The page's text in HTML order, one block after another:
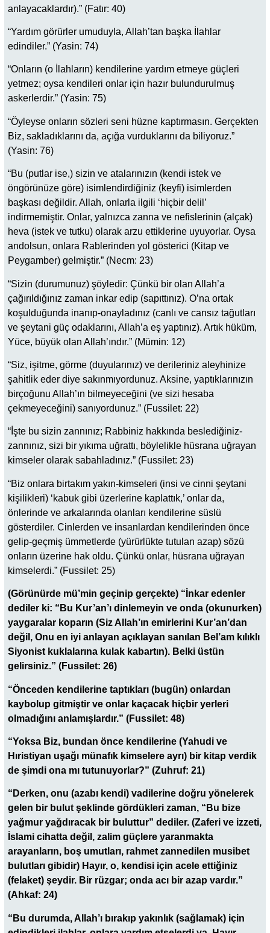
anlayacaklardır).” (Fatır: 40)
“Yardım görürler umuduyla, Allah’tan başka İlahlar
edindiler.” (Yasin: 74)
“Onların (o İlahların) kendilerine yardım etmeye güçleri
yetmez; oysa kendileri onlar için hazır bulundurulmuş
askerlerdir.” (Yasin: 75)
“Öyleyse onların sözleri seni hüzne kaptırmasın. Gerçekten
Biz, sakladıklarını da, açığa vurduklarını da biliyoruz.”
(Yasin: 76)
“Bu (putlar ise,) sizin ve atalarınızın (kendi istek ve
öngörünüze göre) isimlendirdiğiniz (keyfi) isimlerden
başkası değildir. Allah, onlarla ilgili ‘hiçbir delil’
indirmemiştir. Onlar, yalnızca zanna ve nefislerinin (alçak)
heva (istek ve tutku) olarak arzu ettiklerine uyuyorlar. Oysa
andolsun, onlara Rablerinden yol gösterici (Kitap ve
Peygamber) gelmiştir.” (Necm: 23)
“Sizin (durumunuz) şöyledir: Çünkü bir olan Allah’a
çağırıldığınız zaman inkar edip (sapıttınız). O’na ortak
koşulduğunda inanıp-onayladınız (canlı ve cansız tağutları
ve şeytani güç odaklarını, Allah’a eş yaptınız). Artık hüküm,
Yüce, büyük olan Allah’ındır.” (Mümin: 12)
“Siz, işitme, görme (duyularınız) ve derileriniz aleyhinize
şahitlik eder diye sakınmıyordunuz. Aksine, yaptıklarınızın
birçoğunu Allah’ın bilmeyeceğini (ve sizi hesaba
çekmeyeceğini) sanıyordunuz.” (Fussilet: 22)
“İşte bu sizin zannınız; Rabbiniz hakkında beslediğiniz-
zannınız, sizi bir yıkıma uğrattı, böylelikle hüsrana uğrayan
kimseler olarak sabahladınız.” (Fussilet: 23)
“Biz onlara birtakım yakın-kimseleri (insi ve cinni şeytani
kişilikleri) ‘kabuk gibi üzerlerine kaplattık,’ onlar da,
önlerinde ve arkalarında olanları kendilerine süslü
gösterdiler. Cinlerden ve insanlardan kendilerinden önce
gelip-geçmiş ümmetlerde (yürürlükte tutulan azap) sözü
onların üzerine hak oldu. Çünkü onlar, hüsrana uğrayan
kimselerdi.” (Fussilet: 25)
(Görünürde mü’min geçinip gerçekte) “İnkar edenler
dediler ki: “Bu Kur’an’ı dinlemeyin ve onda (okunurken)
yaygaralar koparın (Siz Allah’ın emirlerini Kur’an’dan
değil, Onu en iyi anlayan açıklayan sanılan Bel’am kılıklı
Siyonist kuklalarına kulak kabartın). Belki üstün
gelirsiniz.” (Fussilet: 26)
“Önceden kendilerine taptıkları (bugün) onlardan
kaybolup gitmiştir ve onlar kaçacak hiçbir yerleri
olmadığını anlamışlardır.” (Fussilet: 48)
“Yoksa Biz, bundan önce kendilerine (Yahudi ve
Hıristiyan uşağı münafık kimselere ayrı) bir kitap verdik
de şimdi ona mı tutunuyorlar?” (Zuhruf: 21)
“Derken, onu (azabı kendi) vadilerine doğru yönelerek
gelen bir bulut şeklinde gördükleri zaman, “Bu bize
yağmur yağdıracak bir buluttur” dediler. (Zaferi ve izzeti,
İslami cihatta değil, zalim güçlere yaranmakta
arayanların, boş umutları, rahmet zannedilen musibet
bulutları gibidir) Hayır, o, kendisi için acele ettiğiniz
(felaket) şeydir. Bir rüzgar; onda acı bir azap vardır.”
(Ahkaf: 24)
“Bu durumda, Allah’ı bırakıp yakınlık (sağlamak) için